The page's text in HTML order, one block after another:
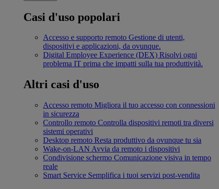
Casi d'uso popolari
Accesso e supporto remoto Gestione di utenti,
dispositivi e applicazioni, da ovunque.
Digital Employee Experience (DEX) Risolvi ogni
problema IT prima che impatti sulla tua produttività.
Altri casi d'uso
Accesso remoto Migliora il tuo accesso con connessioni
in sicurezza
Controllo remoto Controlla dispositivi remoti tra diversi
sistemi operativi
Desktop remoto Resta produttivo da ovunque tu sia
Wake-on-LAN Avvia da remoto i dispositivi
Condivisione schermo Comunicazione visiva in tempo
reale
Smart Service Semplifica i tuoi servizi post-vendita